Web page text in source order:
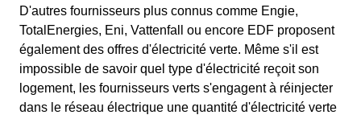
D'autres fournisseurs plus connus comme Engie,
TotalEnergies, Eni, Vattenfall ou encore EDF proposent
également des offres d'électricité verte. Même s'il est
impossible de savoir quel type d'électricité reçoit son
logement, les fournisseurs verts s'engagent à réinjecter
dans le réseau électrique une quantité d'électricité verte